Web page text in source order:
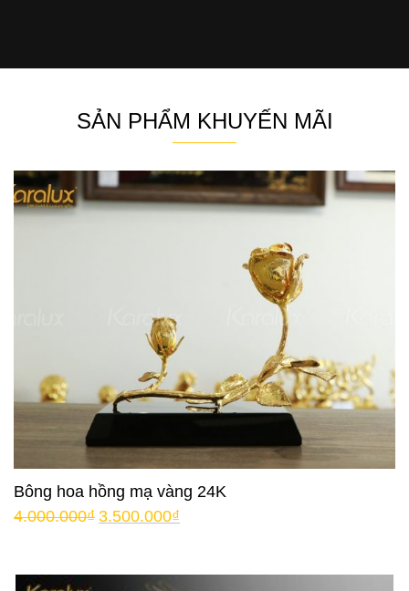
SẢN PHẨM KHUYẾN MÃI
Bông hoa hồng mạ vàng 24K
4.000.000₫ 3.500.000₫